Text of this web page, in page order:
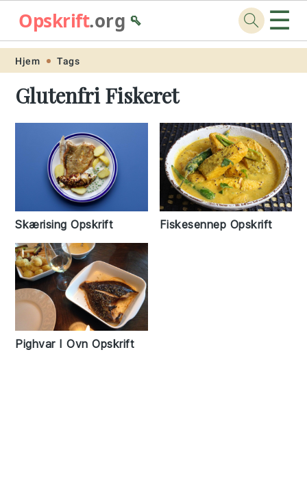
Skip
primary
navigation
Skip
main
content
Skip
primary
sidebar
Skip
footer
Opskrift.org🥄 ☰
Hjem Tags
Glutenfri Fiskeret
Skærising Opskrift Fiskesennep Opskrift
Pighvar I Ovn Opskrift